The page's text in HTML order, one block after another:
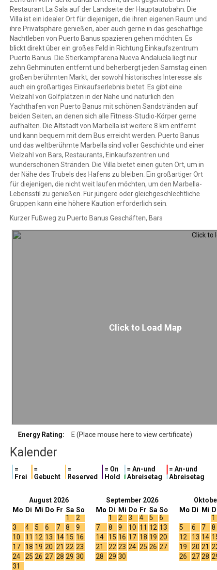
Restaurant La Sala auf der Landseite der Hauptautobahn. Die
Villa ist ein idealer Ort für diejenigen, die ihren eigenen Raum und
ihre Privatsphäre genießen, aber auch gerne in das geschäftige
Nachtleben von Puerto Banus spazieren gehen möchten. Es
blickt direkt über ein großes Feld in Richtung Einkaufszentrum
Puerto Banus. Die Stierkampfarena Nueva Andalucía liegt nur
zehn Gehminuten entfernt und beherbergt jeden Samstag einen
großen berühmten Markt, der sowohl historisches Interesse als
auch ein großartiges Einkaufserlebnis bietet. Es gibt eine
Vielzahl von Golfplätzen in der Nähe und natürlich den
Yachthafen von Puerto Banus mit schönen Sandstränden auf
beiden Seiten, an denen sich alle Fitness-Studio-Körper gerne
aufhalten. Die Altstadt von Marbella ist weitere 8 km entfernt
und kann bequem mit dem Bus erreicht werden. Puerto Banus
und das weltberühmte Marbella sind voller Geschichte und einer
Vielzahl von Bars, Restaurants, Einkaufszentren und
wunderschönen Stränden. Die Villa bietet einen guten Ort, um in
der Nähe des Trubels des Hafens zu bleiben. Ein großartiger Ort
für diejenigen, die nicht weit laufen möchten, um den Marbella-
Lebensstil zu genießen. Für jüngere oder gleichgeschlechtliche
Gruppen kann eine höhere Kaution erforderlich sein.
Kurzer Fußweg zu Puerto Banus Geschäften, Bars
Click to Load Map
Energy Rating: E (Place mouse here to view certificate)
Kalender
=
Frei
=
Gebucht
=
Reserved
= On
Hold
= An-und
Abreisetag
= An-und
Abreisetag
August 2026
Mo Di Mi Do Fr Sa
1
So
2
3
4 5 6 7 8
9
10
11 12 13 14 15 16
17
18 19 20 21 22 23
24
25 26 27 28 29 30
31
September 2026
Mo Di
1
Mi
2
Do
3
Fr
4
Sa
5
So
6
7
8 9 10 11 12 13
14
15 16 17 18 19 20
21
22 23 24 25 26 27
28
29 30
Mo Di Mi
1
5
6 7
8
12
13 14
19
20 21
26
27 28